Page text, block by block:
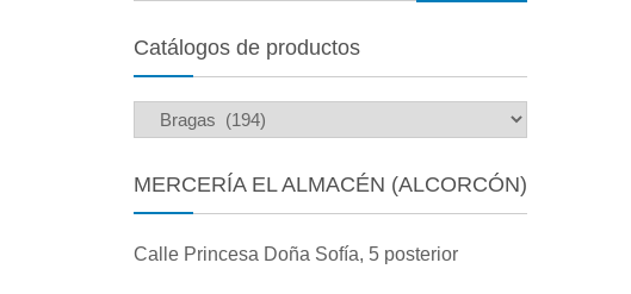
Catálogos de productos
MERCERÍA EL ALMACÉN (ALCORCÓN)
Calle Princesa Doña Sofía, 5 posterior